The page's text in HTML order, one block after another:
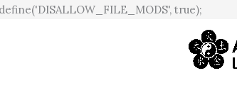
true);
naar
de
inhoud